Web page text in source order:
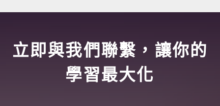
立即與我們聯繫，讓你的
學習最大化